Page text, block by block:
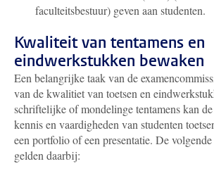
faculteitsbestuur) geven aan studenten.
Kwaliteit van tentamens en
eindwerkstukken bewaken
Een belangrijke taak van de
van de kwalitiet van toetsen en
schriftelijke of mondelinge tentamens kan
kennis en vaardigheden van studenten
een portfolio of een presentatie. De
gelden daarbij: